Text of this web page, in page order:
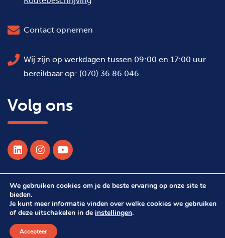
Contact opnemen
Wij zijn op werkdagen tussen 09:00 en 17:00 uur
bereikbaar op: (070) 36 86 046
Volg ons
© 2026 Alle rechten voorbehouden WSDH
Webdesign Suprevo
We gebruiken cookies om je de beste ervaring op onze site te
bieden.
Je kunt meer informatie vinden over welke cookies we gebruiken
of deze uitschakelen in de instellingen.
Accepteer